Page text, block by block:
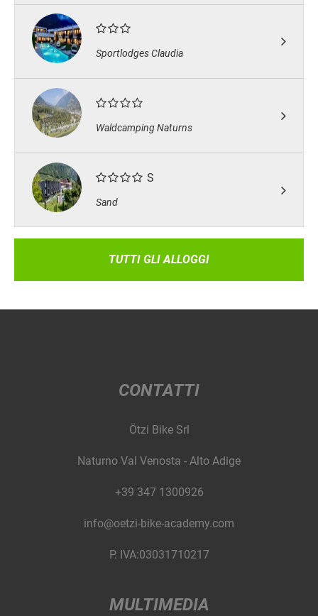
Sportlodges Claudia
Waldcamping Naturns
S
Sand
TUTTI GLI ALLOGGI
CONTATTI
Ötzi Bike Srl
Naturno Val Venosta - Alto Adige
+39 347 1300926
info@oetzi-bike-academy.com
P. IVA:03031710217
MULTIMEDIA